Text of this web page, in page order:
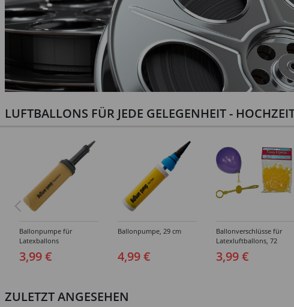
LUFTBALLONS FÜR JEDE GELEGENHEIT -
Ballonpumpe für
Latexballons
3,99 €
Ballonpumpe, 29 cm
4,99 €
Ballonverschlüsse für
Latexluftballons, 72
Stück
3,99 €
ZULETZT ANGESEHEN